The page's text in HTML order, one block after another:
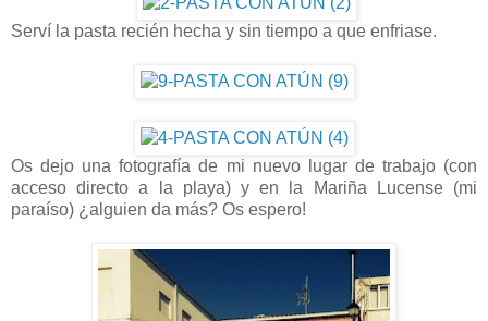
Serví la pasta recién hecha y sin tiempo a que enfriase.
Os dejo una fotografía de mi nuevo lugar de trabajo (con
acceso directo a la playa) y en la Mariña Lucense (mi
paraíso) ¿alguien da más? Os espero!